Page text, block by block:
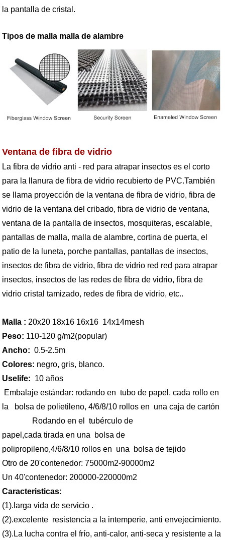
la pantalla de cristal.
Tipos de malla malla de alambre
Ventana de fibra de vidrio
La fibra de vidrio anti - red para atrapar insectos es el corto
para la llanura de fibra de vidrio recubierto de PVC.También
se llama proyección de la ventana de fibra de vidrio, fibra de
vidrio de la ventana del cribado, fibra de vidrio de ventana,
ventana de la pantalla de insectos, mosquiteras, escalable,
pantallas de malla, malla de alambre, cortina de puerta, el
patio de la luneta, porche pantallas, pantallas de insectos,
insectos de fibra de vidrio, fibra de vidrio red red para atrapar
insectos, insectos de las redes de fibra de vidrio, fibra de
vidrio cristal tamizado, redes de fibra de vidrio, etc..
Malla : 20x20 18x16 16x16 14x14mesh
Peso: 110-120 g/m2(popular)
Ancho: 0.5-2.5m
Colores: negro, gris, blanco.
Uselife: 10 años
Embalaje estándar: rodando en tubo de papel, cada rollo en
la bolsa de polietileno, 4/6/8/10 rollos en una caja de cartón
Rodando en el tubérculo de
papel,cada tirada en una bolsa de
polipropileno,4/6/8/10 rollos en una bolsa de tejido
Otro de 20'contenedor: 75000m2-90000m2
Un 40'contenedor: 200000-220000m2
Caracteristicas:
(1).larga vida de servicio .
(2).excelente resistencia a la intemperie, anti envejecimiento.
(3).La lucha contra el frío, anti-calor, anti-seca y resistente a la